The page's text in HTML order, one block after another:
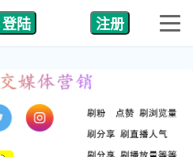
登陆 注册